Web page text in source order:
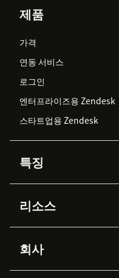
제품
가격
연동 서비스
로그인
엔터프라이즈용 Zendesk
스타트업용 Zendesk
특징
Zendesk AI
Advanced Data Privacy &
Protection
리소스
API & 개발자
AI 리서치
회사